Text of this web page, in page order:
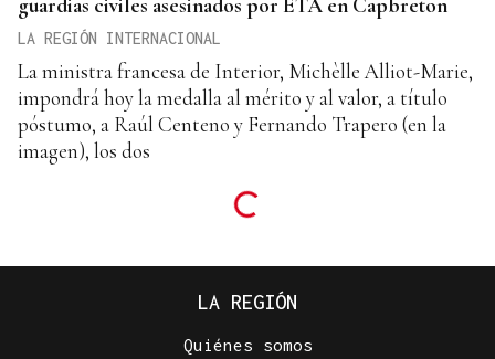
LA REGIÓN INTERNACIONAL
La ministra francesa de Interior, Michèlle Alliot-Marie,
impondrá hoy la medalla al mérito y al valor, a título
póstumo, a Raúl Centeno y Fernando Trapero (en la
imagen), los dos
LA REGIÓN
Quiénes somos